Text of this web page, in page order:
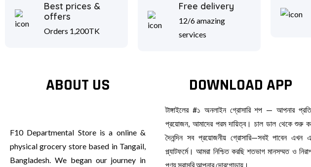
Best prices &
offers
Orders 1,200TK
Free delivery
12/6 amazing
services
ABOUT US
F10 Departmental Store is a online &
physical grocery store based in Tangail,
Bangladesh. We began our journey in
DOWNLOAD APP
টাঙ্গাইলের #১ অনলাইন গ্রোসারি শপ — আপনার
প্রয়োজন, আমাদের পরম দায়িত্ব। চাল ডাল থেকে শুরু
দৈনন্দিন সব প্রয়োজনীয় গ্রোসারি—সবই পাবেন এখন
প্ল্যাটফর্মে। আমরা নিশ্চিত করছি শতভাগ মানসম্মত ও
পণ্য সরাসরি আপনার দোরগোড়ায়।